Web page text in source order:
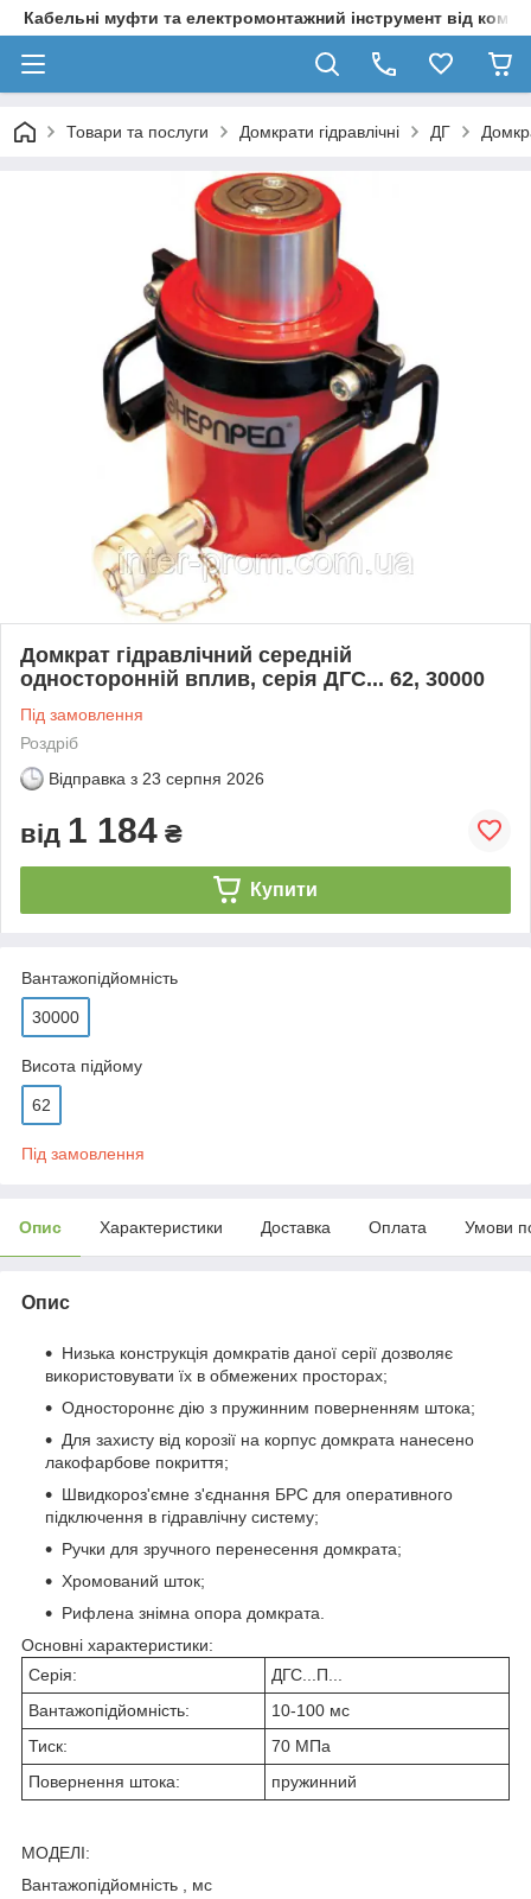
Кабельні муфти та електромонтажний інструмент від
Товари та послуги Домкрати гідравлічні ДГ
Домкрат гідравлічний середній
односторонній вплив, серія ДГС... 62, 30000
Під замовлення
Роздріб
Відправка з 23 серпня 2026
від 1 184 ₴
Купити
Вантажопідйомність
30000
Висота підйому
62
Під замовлення
Опис Характеристики Доставка Оплата Умови
Опис
Низька конструкція домкратів даної серії дозволяє
використовувати їх в обмежених просторах;
Одностороннє дію з пружинним поверненням штока;
Для захисту від корозії на корпус домкрата нанесено
лакофарбове покриття;
Швидкороз'ємне з'єднання БРС для оперативного
підключення в гідравлічну систему;
Ручки для зручного перенесення домкрата;
Хромований шток;
Рифлена знімна опора домкрата.
Основні характеристики:
Серія:
ДГС...П...
Вантажопідйомність:
10-100 мс
Тиск:
70 МПа
Повернення штока:
пружинний
МОДЕЛІ:
Вантажопідйомність , мс